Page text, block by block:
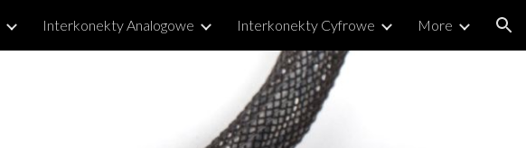
Skip to navigation
Interkonekty Analogowe Interkonekty Cyfrowe More